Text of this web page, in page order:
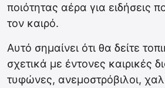
ποιότητας αέρα για ειδήσεις
τον καιρό.
Αυτό σημαίνει ότι θα δείτε
σχετικά με έντονες καιρικές
τυφώνες, ανεμοστρόβιλοι,